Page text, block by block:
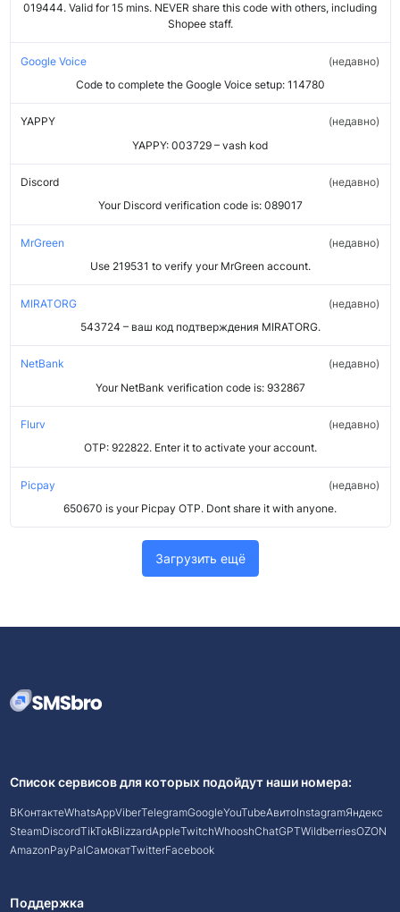
019444. Valid for 15 mins. NEVER share this code with others, including
Shopee staff.
Google Voice
Code to complete the Google Voice setup: 114780
недавно
YAPPY
YAPPY: 003729 – vash kod
недавно
Discord
Your Discord verification code is: 089017
недавно
MrGreen
Use 219531 to verify your MrGreen account.
недавно
MIRATORG
543724 – ваш код подтверждения MIRATORG.
недавно
NetBank
Your NetBank verification code is: 932867
недавно
Flurv
OTP: 922822. Enter it to activate your account.
недавно
Picpay
650670 is your Picpay OTP. Dont share it with anyone.
недавно
Загрузить ещё
Список сервисов для которых подойдут наши номера:
ВКонтактеWhatsAppViberTelegramGoogleYouTubeАвитоInstagramЯндекс
SteamDiscordTikTokBlizzardAppleTwitchWhooshChatGPTWildberriesOZON
AmazonPayPalСамокатTwitterFacebook
Поддержка